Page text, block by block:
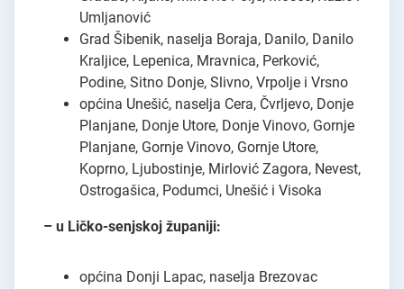
Umljanović
Grad Šibenik, naselja Boraja, Danilo, Danilo
Kraljice, Lepenica, Mravnica, Perković,
Podine, Sitno Donje, Slivno, Vrpolje i Vrsno
općina Unešić, naselja Cera, Čvrljevo, Donje
Planjane, Donje Utore, Donje Vinovo, Gornje
Planjane, Gornje Vinovo, Gornje Utore,
Koprno, Ljubostinje, Mirlović Zagora, Nevest,
Ostrogašica, Podumci, Unešić i Visoka
– u Ličko-senjskoj županiji:
općina Donji Lapac, naselja Brezovac